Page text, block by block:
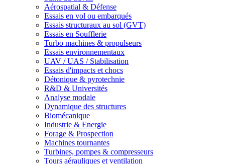
Aérospatial & Défense
Essais en vol ou embarqués
Essais structuraux au sol (GVT)
Essais en Soufflerie
Turbo machines & propulseurs
Essais environnementaux
UAV / UAS / Stabilisation
Essais d'impacts et chocs
Détonique & pyrotechnie
R&D & Universités
Analyse modale
Dynamique des structures
Biomécanique
Industrie & Energie
Forage & Prospection
Machines tournantes
Turbines, pompes & compresseurs
Tours aérauliques et ventilation